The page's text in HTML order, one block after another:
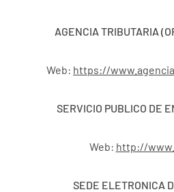
AGENCIA TRIBUTARIA
Web: https://
SERVICIO PUBLICO DE
Web: http://
SEDE ELETRONICA